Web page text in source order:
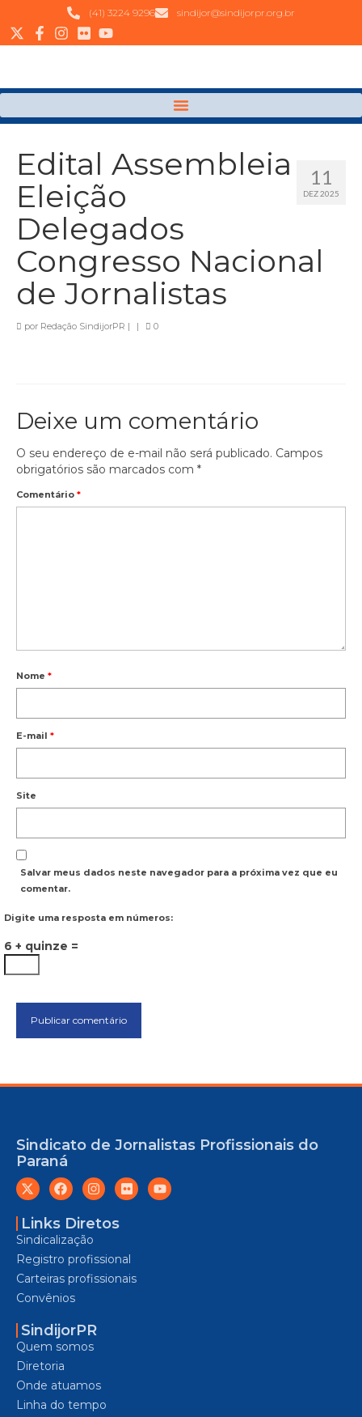
(41) 3224 9296 sindijor@sindijorpr.org.br
11
DEZ 2025
Edital Assembleia
Eleição
Delegados
Congresso Nacional
de Jornalistas
por Redação SindijorPR | | 0
Deixe um comentário
O seu endereço de e-mail não será publicado. Campos
obrigatórios são marcados com *
Comentário *
Nome *
E-mail *
Site
Salvar meus dados neste navegador para a próxima vez que eu
comentar.
Digite uma resposta em números:
6 + quinze =
Sindicato de Jornalistas Profissionais do
Paraná
Links Diretos
Sindicalização
Registro profissional
Carteiras profissionais
Convênios
SindijorPR
Quem somos
Diretoria
Onde atuamos
Linha do tempo